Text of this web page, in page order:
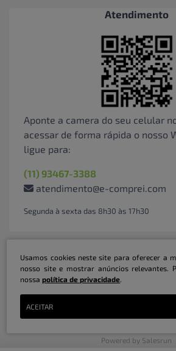
Atendimento
Aponte a camera do seu celular
acessar de forma rápida o nosso
ligue para:
(11) 93467-3388
atendimento@e-comprei.com
Segunda à sexta das 8h30 às 17h30
Marketplace B2B Serviços Inteligentes Ltda |
Powered by Salesrun
Usamos cookies neste site para oferecer a
nosso site e mostrar anúncios relevantes.
nossapolítica de privacidade.
ACEITAR